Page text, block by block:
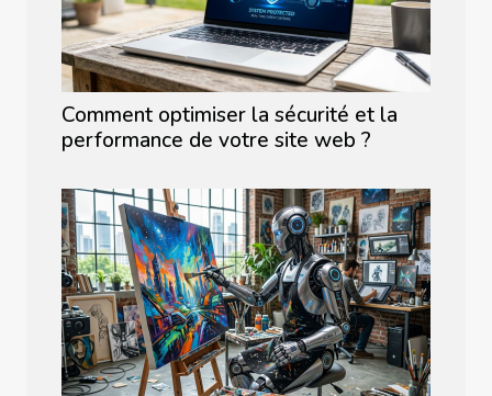
Comment optimiser la sécurité et la
performance de votre site web ?